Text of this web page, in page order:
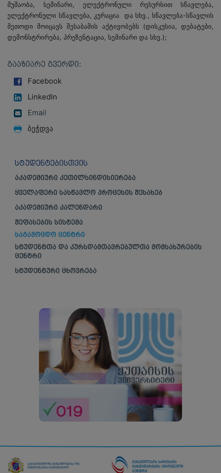
მუშაობა, სემინარი, ელექტრონული რესურსით სწავლება,
ელექტრონული სწავლება, კურაცია და სხვ., სწავლება-სწავლის
მეთოდი მოიცავს შესაბამის აქტივობებს (დისკუსია, დებატები,
დემონსტრირება, პრეზენტაცია, სემინარი და სხვ.);
ᲒᲐᲐᲖᲘᲐᲠᲔ ᲒᲕᲔᲠᲓᲘ:
Facebook
LinkedIn
Email
ბეჭდვა
ᲡᲢᲣᲓᲔᲜᲢᲔᲑᲘᲡᲗᲕᲘᲡ
ᲐᲙᲐᲓᲔᲛᲘᲣᲠᲘ ᲙᲔᲗᲘᲚᲡᲘᲜᲓᲘᲡᲘᲔᲠᲔᲑᲐ
ᲧᲕᲔᲚᲐᲤᲔᲠᲘ ᲡᲐᲡᲬᲐᲕᲚᲝ ᲞᲠᲝᲪᲔᲡᲘᲡ ᲨᲔᲡᲐᲮᲔᲑ
ᲐᲙᲐᲓᲔᲛᲘᲣᲠᲘ ᲙᲐᲚᲔᲜᲓᲐᲠᲘ
ᲨᲔᲤᲐᲡᲔᲑᲘᲡ ᲡᲘᲡᲢᲔᲛᲐ
ᲡᲐᲒᲐᲛᲝᲪᲓᲝ ᲪᲔᲜᲢᲠᲘ
ᲡᲢᲣᲓᲔᲜᲢᲗᲐ ᲓᲐ ᲙᲣᲠᲡᲓᲐᲛᲗᲐᲕᲠᲔᲑᲣᲚᲗᲐ ᲛᲝᲛᲡᲐᲮᲣᲠᲔᲑᲘᲡ
ᲪᲔᲜᲢᲠᲘ
ᲡᲢᲣᲓᲔᲜᲢᲣᲠᲘ ᲪᲮᲝᲕᲠᲔᲑᲐ